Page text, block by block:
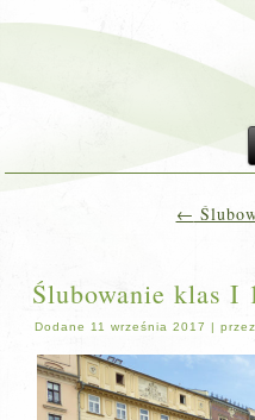
←
Ślubowanie klas I
Dodane 11 września 2017 |przez